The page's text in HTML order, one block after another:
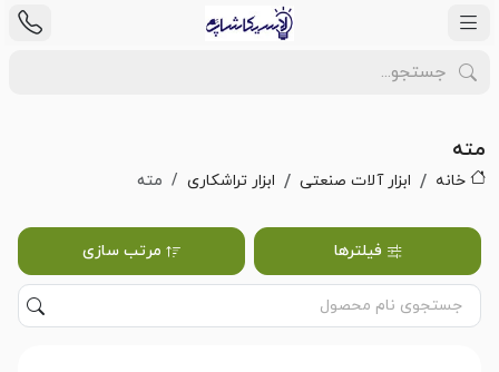
مته
خانه ابزار آلات صنعتی ابزار تراشکاری مته
فیلترها مرتب سازی